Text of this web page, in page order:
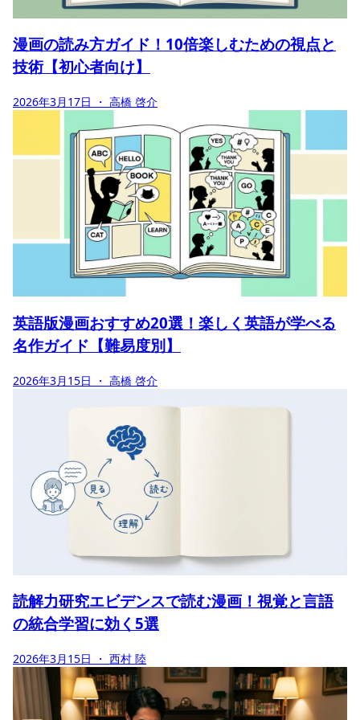
漫画の読み方ガイド！10倍楽しむための視点と
技術【初心者向け】
2026年3月17日 ・ 高橋 啓介
英語版漫画おすすめ20選！楽しく英語が学べる
名作ガイド【難易度別】
2026年3月15日 ・ 高橋 啓介
読解力研究エビデンスで読む漫画！視覚と言語
の統合学習に効く5選
2026年3月15日 ・ 西村 陸